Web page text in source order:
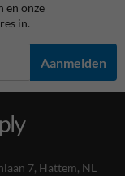
en onze
in.
Aanmelden
7, Hattem, NL